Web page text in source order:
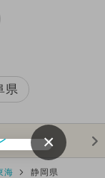
県
海 静岡県
×